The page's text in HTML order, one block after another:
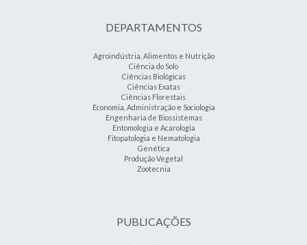
DEPARTAMENTOS
Agroindústria, Alimentos e Nutrição
Ciência do Solo
Ciências Biológicas
Ciências Exatas
Ciências Florestais
Economia, Administração e Sociologia
Engenharia de Biossistemas
Entomologia e Acarologia
Fitopatologia e Nematologia
Genética
Produção Vegetal
Zootecnia
PUBLICAÇÕES